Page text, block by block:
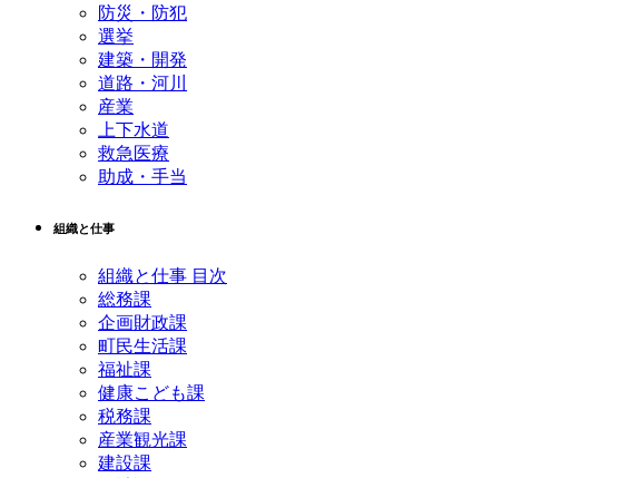
防災・防犯
選挙
建築・開発
道路・河川
産業
上下水道
救急医療
助成・手当
組織と仕事
組織と仕事 目次
総務課
企画財政課
町民生活課
福祉課
健康こども課
税務課
産業観光課
建設課